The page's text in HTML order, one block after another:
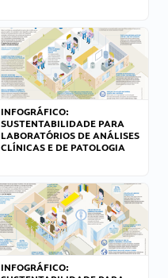
INFOGRÁFICO:
SUSTENTABILIDADE PARA
LABORATÓRIOS DE ANÁLISES
CLÍNICAS E DE PATOLOGIA
INFOGRÁFICO: